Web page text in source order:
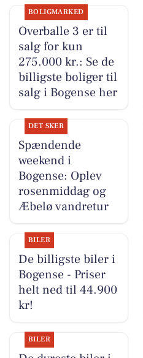
BOLIGMARKED
Overballe 3 er til
salg for kun
275.000 kr.: Se de
billigste boliger til
salg i Bogense her
DET SKER
Spændende
weekend i
Bogense: Oplev
rosenmiddag og
Æbelø vandretur
BILER
De billigste biler i
Bogense - Priser
helt ned til 44.900
kr!
BILER